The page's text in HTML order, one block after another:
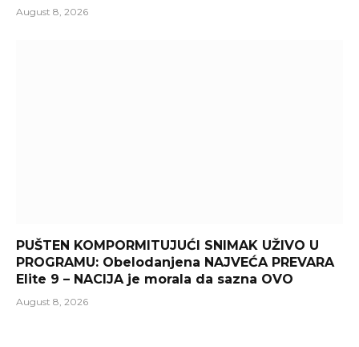
August 8, 2026
PUŠTEN KOMPORMITUJUĆI SNIMAK UŽIVO U
PROGRAMU: Obelodanjena NAJVEĆA PREVARA
Elite 9 – NACIJA je morala da sazna OVO
August 8, 2026